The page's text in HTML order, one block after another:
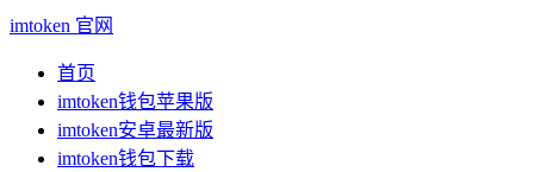
imtoken 官网
首页
imtoken钱包苹果版
imtoken安卓最新版
imtoken钱包下载